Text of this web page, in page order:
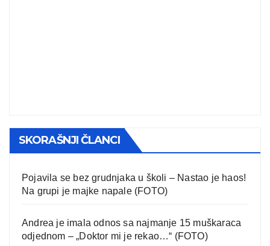
SKORAŠNJI ČLANCI
Pojavila se bez grudnjaka u školi – Nastao je haos!
Na grupi je majke napale (FOTO)
Andrea je imala odnos sa najmanje 15 muškaraca
odjednom – „Doktor mi je rekao…“ (FOTO)